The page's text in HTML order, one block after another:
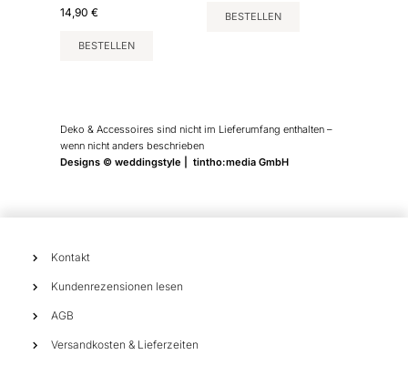
14,90 €
BESTELLEN
BESTELLEN
Deko & Accessoires sind nicht im Lieferumfang enthalten –
wenn nicht anders beschrieben
Designs © weddingstyle | tintho:media GmbH
Kontakt
Kundenrezensionen lesen
AGB
Versandkosten & Lieferzeiten